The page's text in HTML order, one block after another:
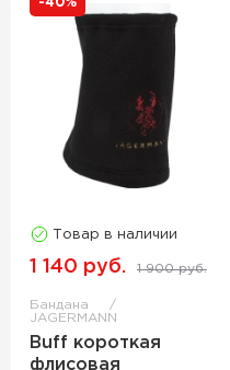
-40%
Товар в наличии
1 140 руб. 1 900 руб.
Бандана
JAGERMANN
Buff короткая
флисовая